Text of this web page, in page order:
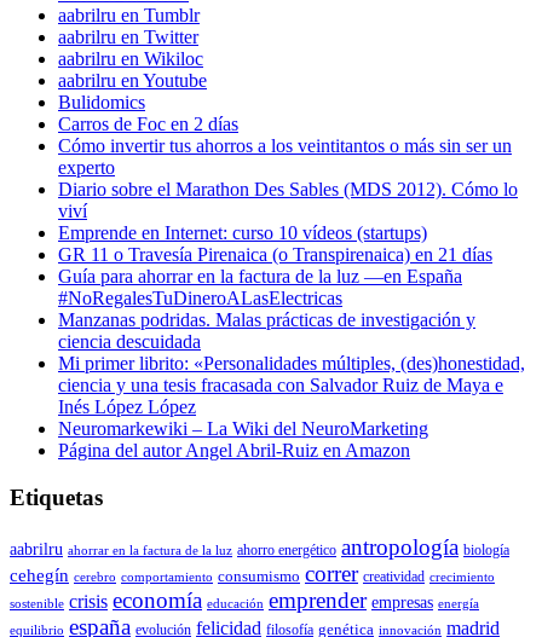
aabrilru en Tumblr
aabrilru en Twitter
aabrilru en Wikiloc
aabrilru en Youtube
Bulidomics
Carros de Foc en 2 días
Cómo invertir tus ahorros a los veintitantos o más sin ser un
experto
Diario sobre el Marathon Des Sables (MDS 2012). Cómo lo
viví
Emprende en Internet: curso 10 vídeos (startups)
GR 11 o Travesía Pirenaica (o Transpirenaica) en 21 días
Guía para ahorrar en la factura de la luz —en España
#NoRegalesTuDineroALasElectricas
Manzanas podridas. Malas prácticas de investigación y
ciencia descuidada
Mi primer librito: «Personalidades múltiples, (des)honestidad,
ciencia y una tesis fracasada con Salvador Ruiz de Maya e
Inés López López
Neuromarkewiki – La Wiki del NeuroMarketing
Página del autor Angel Abril-Ruiz en Amazon
Etiquetas
aabrilru ahorrar en la factura de la luz ahorro energético antropología biología
cehegín cerebro comportamiento consumismo correr creatividad crecimiento
sostenible crisis economía educación emprender empresas energía
equilibrio españa evolución felicidad filosofía genética innovación madrid